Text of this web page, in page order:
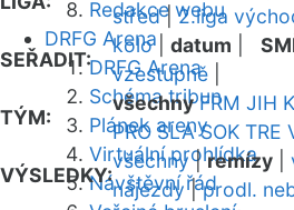
Redakce webu
DRFG Arena
DRFG Arena
Schéma tribun
Plánek areny
Virtuální prohlídka
Návštěvní řád
střed|2.liga
SEŘADIT:
kolo| datum
vzestupně
TÝM:
všechny FRM JIH
PRO SLA SOK TRE
VÝSLEDKY:
všechny|remízy
nájezdy|prodl.